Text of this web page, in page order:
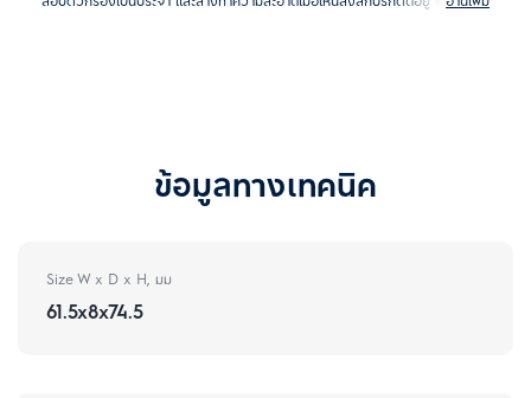
ข้อมูลทางเทคนิค
Size W x D x H, มม
61.5x8x74.5